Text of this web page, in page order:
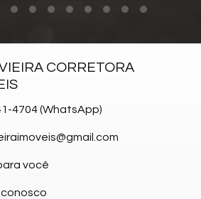
CORRETORA
4704 (WhatsApp)
você